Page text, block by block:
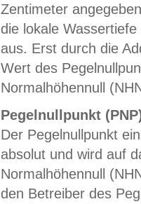
Zentimeter
die lokale
aus. Erst durch die
Wert des
Normalhöhennull
Pegelnullpunkt
Der Pegelnullpunkt
absolut und wird auf
Normalhöhennull
den Betreiber des